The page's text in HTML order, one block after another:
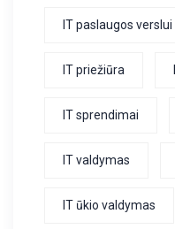
IT paslaugos verslui
IT priežiūra
IT sprendimai
IT valdymas
IT ūkio valdymas